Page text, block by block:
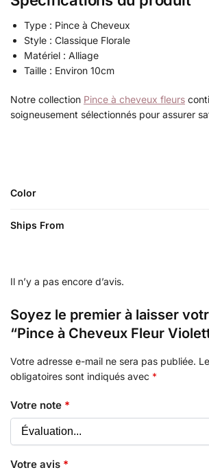
Type : Pince à Cheveux
Style : Classique Florale
Matériel : Alliage
Taille : Environ 10cm
Notre collection Pince à cheveux fleurs
soigneusement sélectionnés pour assurer
Color
Ships From
Il n’y a pas encore d’avis.
Soyez le premier à laisser
“Pince à Cheveux Fleur
Votre adresse e-mail ne sera pas publiée.
obligatoires sont indiqués avec *
Votre note *
Votre avis *